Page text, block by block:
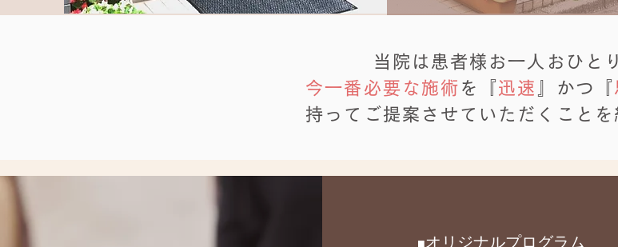
当院は患者様お一人おひと
今一番必要な施術 を 『迅速 』かつ『
持ってご提案させていただくことを
■オリジナルプログラム